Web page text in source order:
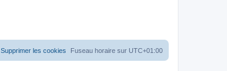
Fuseau horaire sur UTC+01:00
Supprimer les cookies